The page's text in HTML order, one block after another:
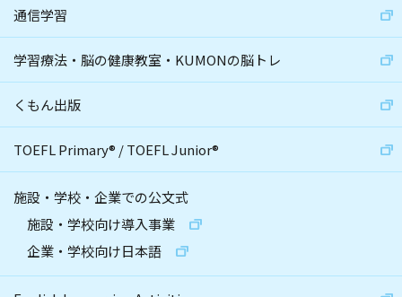
通信学習
学習療法・脳の健康教室・KUMONの脳トレ
くもん出版
TOEFL Primary® /TOEFL Junior®
施設・学校・企業での公文式
施設・学校向け導入事業
企業・学校向け日本語